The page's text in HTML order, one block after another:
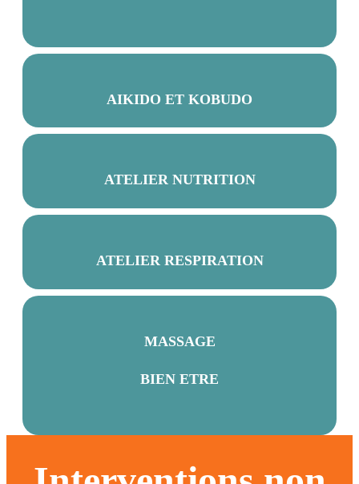
AIKIDO ET KOBUDO
ATELIER NUTRITION
ATELIER RESPIRATION
MASSAGE
BIEN ETRE